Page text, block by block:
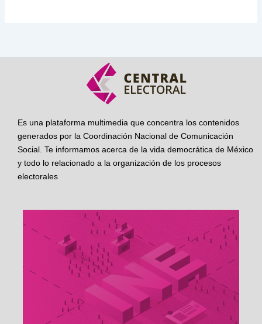
Es una plataforma multimedia que concentra los contenidos
generados por la Coordinación Nacional de Comunicación
Social. Te informamos acerca de la vida democrática de México
y todo lo relacionado a la organización de los procesos
electorales